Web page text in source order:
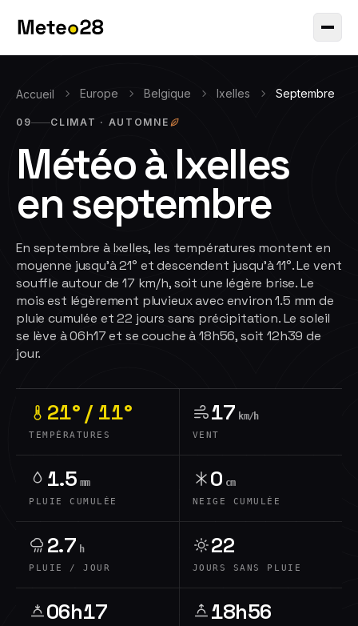
Accueil Europe Belgique Ixelles Septembre
09 CLIMAT · AUTOMNE
Météo àIxelles
enseptembre
En septembre à Ixelles, les températures montent en
moyenne jusqu'à 21° et descendent jusqu'à 11°. Le vent
souffle autour de 17 km/h, soit une légère brise. Le
mois est légèrement pluvieux avec environ 1.5 mm de
pluie cumulée et 22 jours sans précipitation. Le soleil
se lève à 06h17 et se couche à 18h56, soit 12h39 de
jour.
21° / 11°
TEMPÉRATURES
17 km/h
VENT
1.5 mm
PLUIE CUMULÉE
0 cm
NEIGE CUMULÉE
2.7 h
PLUIE / JOUR
22
JOURS SANS PLUIE
06h17 18h56